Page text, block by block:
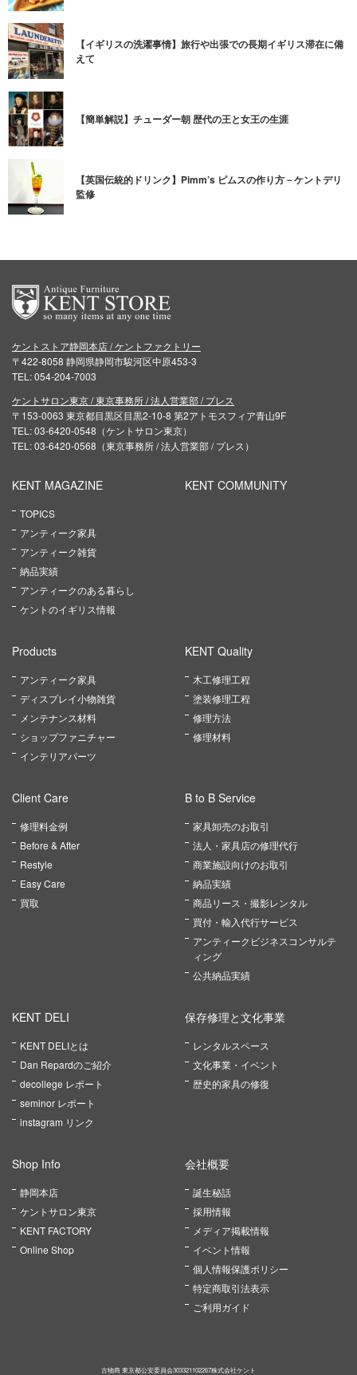
【イギリスの洗濯事情】旅行や出張での長期イギリス滞在に備
えて
【簡単解説】チューダー朝 歴代の王と女王の生涯
【英国伝統的ドリンク】Pimm’s ピムスの作り方－ケントデリ
監修
ケントストア静岡本店 / ケントファクトリー
〒422-8058 静岡県静岡市駿河区中原453-3
TEL: 054-204-7003
ケントサロン東京 / 東京事務所 / 法人営業部 / プレス
〒153-0063 東京都目黒区目黒2-10-8 第2アトモスフィア青山9F
TEL: 03-6420-0548（ケントサロン東京）
TEL: 03-6420-0568（東京事務所 / 法人営業部 / プレス）
KENT MAGAZINE
TOPICS
アンティーク家具
アンティーク雑貨
納品実績
アンティークのある暮らし
ケントのイギリス情報
KENT COMMUNITY
Products
アンティーク家具
ディスプレイ小物雑貨
メンテナンス材料
ショップファニチャー
インテリアパーツ
KENT Quality
木工修理工程
塗装修理工程
修理方法
修理材料
Client Care
修理料金例
Before & After
Restyle
Easy Care
買取
B to B Service
家具卸売のお取引
法人・家具店の修理代行
商業施設向けのお取引
納品実績
商品リース・撮影レンタル
買付・輸入代行サービス
アンティークビジネスコンサルテ
ィング
公共納品実績
KENT DELI
KENT DELIとは
Dan Repardのご紹介
decollege レポート
seminor レポート
instagram リンク
保存修理と文化事業
レンタルスペース
文化事業・イベント
歴史的家具の修復
Shop Info
静岡本店
ケントサロン東京
KENT FACTORY
Online Shop
会社概要
誕生秘話
採用情報
メディア掲載情報
イベント情報
個人情報保護ポリシー
特定商取引法表示
ご利用ガイド
古物商 東京都公安委員会303321102267株式会社ケント